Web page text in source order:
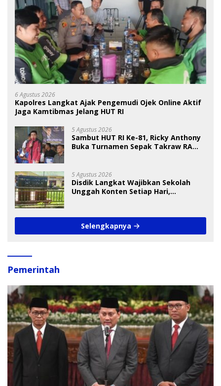
6 Agustus 2026
Kapolres Langkat Ajak Pengemudi Ojek Online Aktif
Jaga Kamtibmas Jelang HUT RI
5 Agustus 2026
Sambut HUT RI Ke-81, Ricky Anthony
Buka Turnamen Sepak Takraw RA
5 Agustus 2026
Disdik Langkat Wajibkan Sekolah
Unggah Konten Setiap Hari,
Selengkapnya
Pemerintah